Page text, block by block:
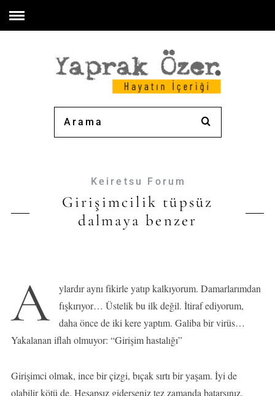
Keiretsu Forum
Girişimcilik tüpsüz
dalmaya benzer
A
ylardır aynı fikirle yatıp kalkıyorum. Damarlarımdan
fışkırıyor… Üstelik bu ilk değil. İtiraf ediyorum,
daha önce de iki kere yaptım. Galiba bir virüs…
Yakalanan iflah olmuyor: “Girişim hastalığı”
Girişimci olmak, ince bir çizgi, bıçak sırtı bir yaşam. İyi de
olabilir kötü de. Hesapsız giderseniz tez zamanda batarsınız,